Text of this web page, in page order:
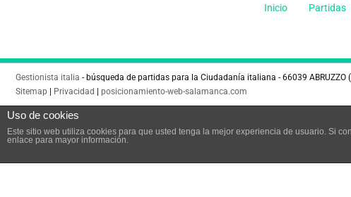
Inicio Partidas
Gestionista italia - búsqueda de partidas para la Ciudadanía italiana - 66039 ABRUZZO
Sitemap| Privacidad posicionamiento-web-salamanca.com
Uso de cookies
Este sitio web utiliza cookies para que usted tenga la mejor experiencia de usuario. Si
enlace para mayor información.